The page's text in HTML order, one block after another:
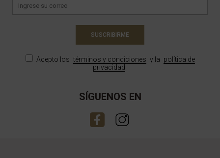
SUSCRIBIRME
Acepto los términos y condiciones y la política de
privacidad
SÍGUENOS EN